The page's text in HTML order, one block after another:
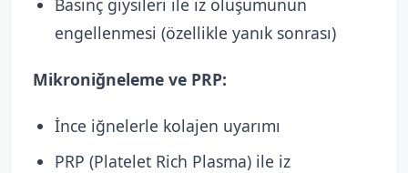
engellenmesi (özellikle yanık sonrası)
Mikroniğneleme ve PRP:
İnce iğnelerle kolajen uyarımı
PRP (Platelet Rich Plasma) ile iz